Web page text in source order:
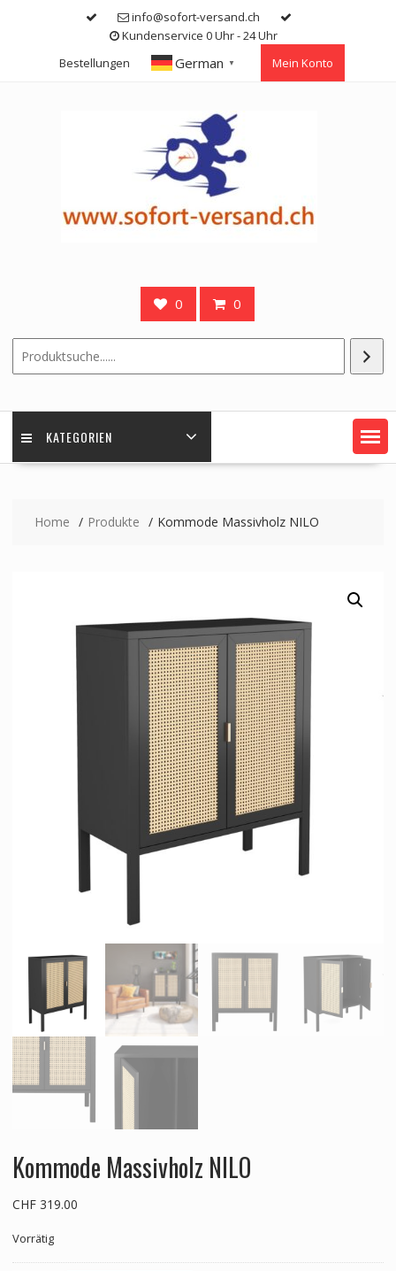
info@sofort-versand.ch
Kundenservice 0 Uhr - 24 Uhr
Bestellungen
German ▼ Mein Konto
0 0
KATEGORIEN
Home Produkte Kommode Massivholz NILO
Kommode Massivholz NILO
CHF319.00
Vorrätig